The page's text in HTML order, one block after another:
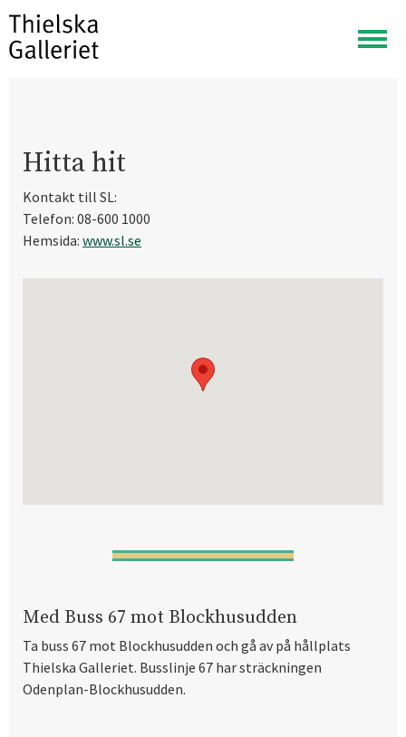
Visa
meny
Hitta hit
Kontakt till SL:
Telefon: 08-600 1000
Hemsida: www.sl.se
Med Buss 67 mot Blockhusudden
Ta buss 67 mot Blockhusudden och gå av på hållplats
Thielska Galleriet. Busslinje 67 har sträckningen
Odenplan-Blockhusudden.